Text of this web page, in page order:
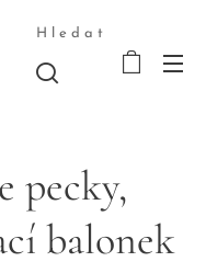
Hledat
pecky,
balonek